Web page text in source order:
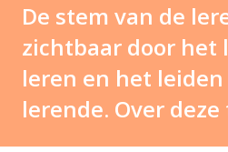
De stem van de
zichtbaar door het
leren en het leiden
lerende. Over deze